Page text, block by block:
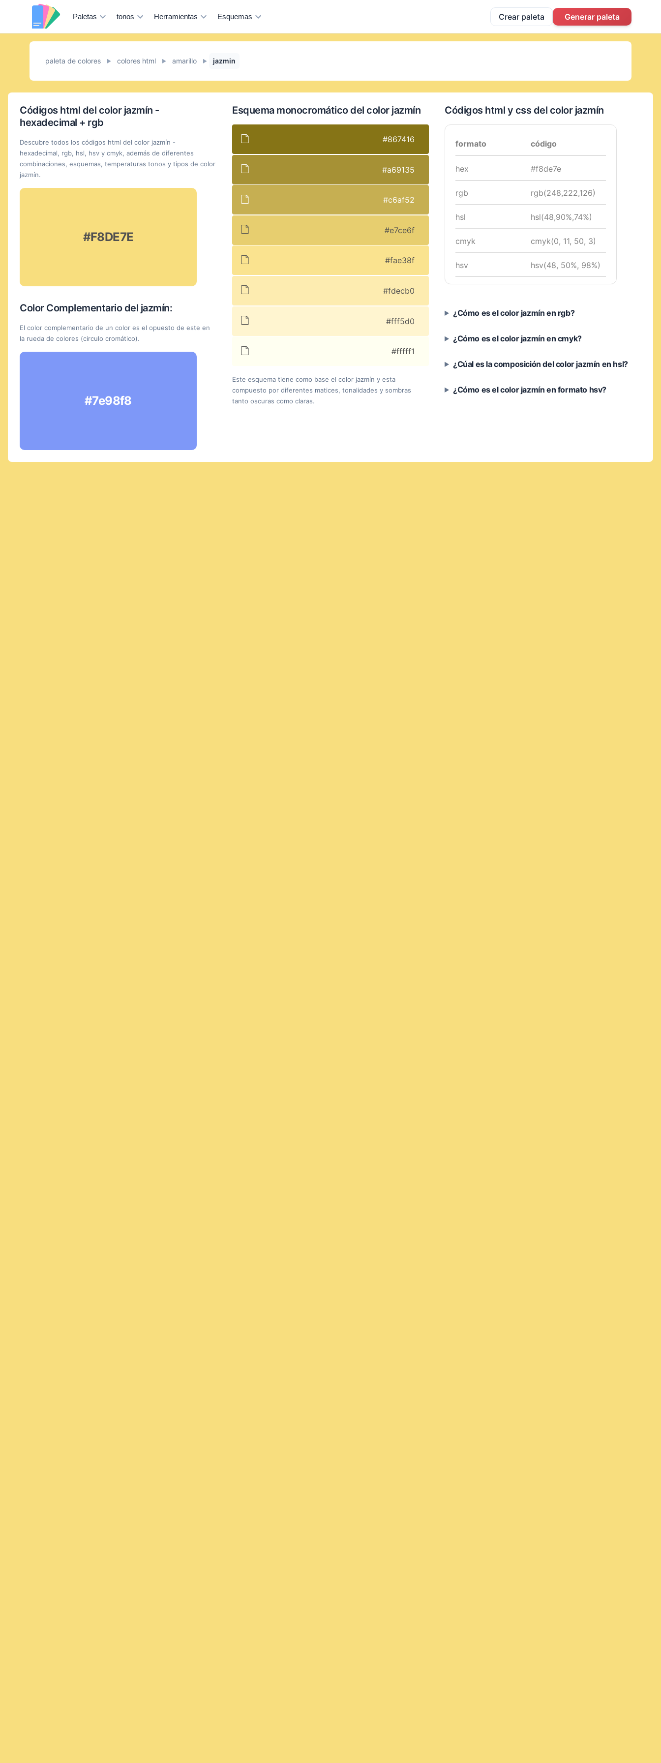
Paletas tonos Herramientas Esquemas Crear paleta Generar paleta
paleta de colores ► colores html ► amarillo ► jazmin
Códigos html del color jazmín -
hexadecimal + rgb
Descubre todos los códigos html del color jazmín -
hexadecimal, rgb, hsl, hsv y cmyk, además de diferentes
combinaciones, esquemas, temperaturas tonos y tipos de color
jazmín.
#F8DE7E
Color Complementario del jazmín:
El color complementario de un color es el opuesto de este en
la rueda de colores (circulo cromático).
#7e98f8
Esquema monocromático del color jazmín
#867416
#a69135
#c6af52
#e7ce6f
#fae38f
#fdecb0
#fff5d0
#fffff1
Este esquema tiene como base el color jazmín y esta
compuesto por diferentes matices, tonalidades y sombras
tanto oscuras como claras.
Códigos html y css del color jazmín
formato código
hex #f8de7e
rgb rgb(248,222,126)
hsl hsl(48,90%,74%)
cmyk cmyk(0, 11, 50, 3)
hsv hsv(48, 50%, 98%)
¿Cómo es el color jazmín en rgb?
¿Cómo es el color jazmín en cmyk?
¿Cúal es la composición del color jazmín en hsl?
¿Cómo es el color jazmín en formato hsv?